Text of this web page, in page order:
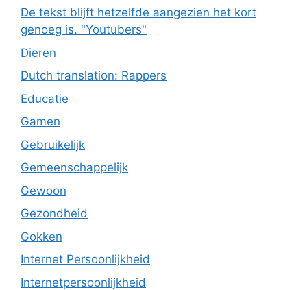
De tekst blijft hetzelfde aangezien het kort
genoeg is. "Youtubers"
Dieren
Dutch translation: Rappers
Educatie
Gamen
Gebruikelijk
Gemeenschappelijk
Gewoon
Gezondheid
Gokken
Internet Persoonlijkheid
Internetpersoonlijkheid